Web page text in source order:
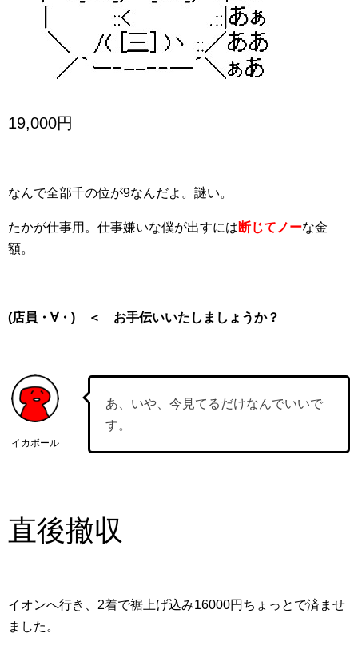
19,000円
なんで全部千の位が9なんだよ。謎い。
たかが仕事用。仕事嫌いな僕が出すには断じてノーな金
額。
(店員・∀・) ＜ お手伝いいたしましょうか？
イカボール
あ、いや、今見てるだけなんでいいで
す。
直後撤収
イオンへ行き、2着で裾上げ込み16000円ちょっとで済ませ
ました。